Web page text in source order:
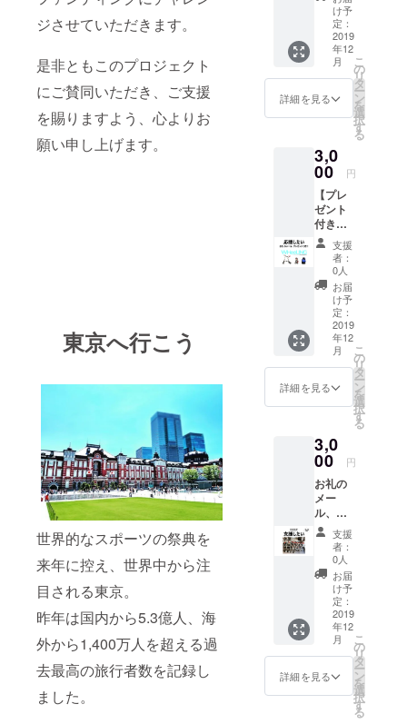
ジさせていただきます。
是非ともこのプロジェクト
にご賛同いただき、ご支援
を賜りますよう、心よりお
願い申し上げます。
東京へ行こう
世界的なスポーツの祭典を
来年に控え、世界中から注
目される東京。
昨年は国内から5.3億人、海
外から1,400万人を超える過
去最高の旅行者数を記録し
ました。
パーソナル
な「モビリ
ティ革命」
を起こして
いきたいと
方はお
名前を
当店HP
に掲載
（掲載
サイズ
XS） プ
レゼン
きまし
ては本
文中
「リ
ターン
のご紹
介」を
ご確認
くださ
い。 ※
お名前
の掲載
は2020
年12月
31日ま
でとさ
せてい
せてい
ただく
（ニッ
クネー
ム可）
を備考
欄にご
記入く
ださ
い。
け予
定：
2019
年12
月
詳細を見る
こ
の
リ
タ
ー
ン
を
選
択
す
る
3,0
00 円
【プレ
ゼント
付き】
お礼の
メー
ル、ご
希望の
方はお
名前を
当店HP
に掲載
（掲載
サイズ
S） プ
レゼン
きまし
ては本
文中
「リ
ターン
のご紹
介」を
ご確認
くださ
い。 ※
お名前
の掲載
は2020
年12月
31日ま
でとさ
せてい
支援
者：
0人
お届
け予
定：
2019
年12
月
詳細を見る
こ
の
リ
タ
ー
ン
を
選
択
す
る
3,0
00 円
お礼の
メー
ル、ご
希望の
方はお
名前を
当店HP
に掲載
（掲載
サイズ
S） ※お
名前の
掲載は
2020年
12月31
支援
者：
0人
お届
け予
定：
2019
年12
月
詳細を見る
こ
の
リ
タ
ー
ン
を
選
択
す
る